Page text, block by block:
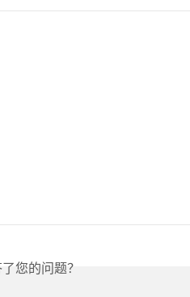
您的问题？